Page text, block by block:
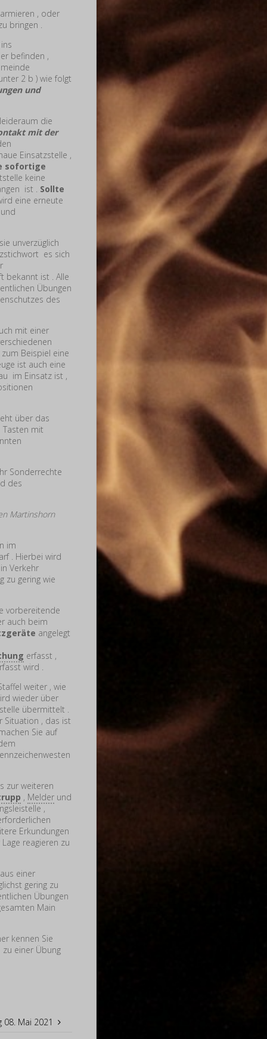
, oder
bringen .
ins
befinden ,
2 b ) wie folgt
und
die
mit der
Einsatzstelle ,
sofortige
keine
ist . Sollte
eine erneute
unverzüglich
es sich
bekannt ist . Alle
Übungen
des
mit einer
Beispiel eine
ist auch eine
im Einsatz ist ,
über das
Tasten mit
Sonderrechte
des
Martinshorn
im
. Hierbei wird
Verkehr
zu gering wie
vorbereitende
auch beim
angelegt
erfasst ,
wird .
weiter , wie
wieder über
übermittelt .
Situation , das ist
Sie auf
zur weiteren
, Melder und
,
Erkundungen
reagieren zu
einer
gering zu
Übungen
Main
kennen Sie
einer Übung
Mai 2021